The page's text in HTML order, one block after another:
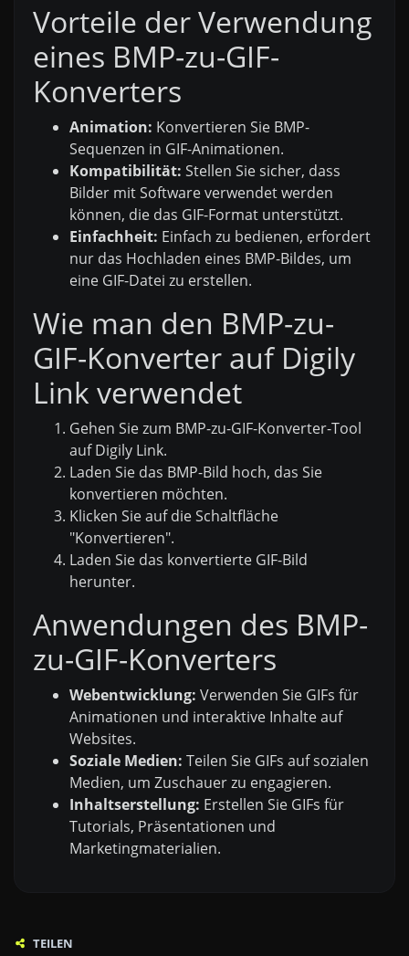
Vorteile der Verwendung
eines BMP-zu-GIF-
Konverters
Animation: Konvertieren Sie BMP-
Sequenzen in GIF-Animationen.
Kompatibilität: Stellen Sie sicher, dass
Bilder mit Software verwendet werden
können, die das GIF-Format unterstützt.
Einfachheit: Einfach zu bedienen, erfordert
nur das Hochladen eines BMP-Bildes, um
eine GIF-Datei zu erstellen.
Wie man den BMP-zu-
GIF-Konverter auf Digily
Link verwendet
Gehen Sie zum BMP-zu-GIF-Konverter-Tool
auf Digily Link.
Laden Sie das BMP-Bild hoch, das Sie
konvertieren möchten.
Klicken Sie auf die Schaltfläche
"Konvertieren".
Laden Sie das konvertierte GIF-Bild
herunter.
Anwendungen des BMP-
zu-GIF-Konverters
Webentwicklung: Verwenden Sie GIFs für
Animationen und interaktive Inhalte auf
Websites.
Soziale Medien: Teilen Sie GIFs auf sozialen
Medien, um Zuschauer zu engagieren.
Inhaltserstellung: Erstellen Sie GIFs für
Tutorials, Präsentationen und
Marketingmaterialien.
TEILEN